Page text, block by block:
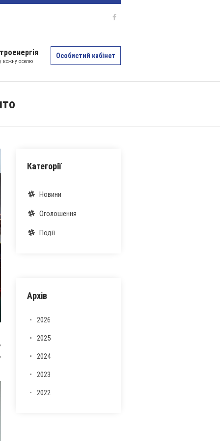
Особистий кабінет
кожну оселю
Категорії
Новини
Оголошення
Події
Архів
2026
2025
2024
2023
2022